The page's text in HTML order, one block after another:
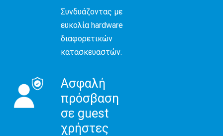
Συνδυάζοντας με
ευκολία hardware
διαφορετικών
κατασκευαστών.
Ασφαλή
πρόσβαση
σε guest
χρήστες